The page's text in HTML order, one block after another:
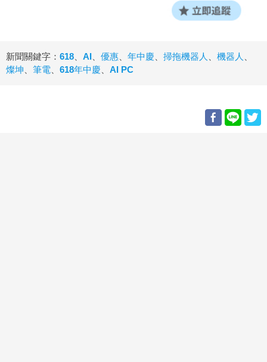
新聞關鍵字： 618 AI 優惠 年中慶 掃拖機器人 機器人
燦坤
筆電 618年中慶 AI PC